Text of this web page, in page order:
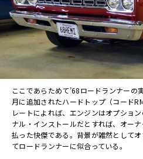
ここであらためて’68ロードランナー
月に追加されたハードトップ（コード
レートによれば、エンジンはオプショ
ナル・インストールだとすれば、オー
払った快傑である。背景が雑然として
てロードランナーに似合っている。